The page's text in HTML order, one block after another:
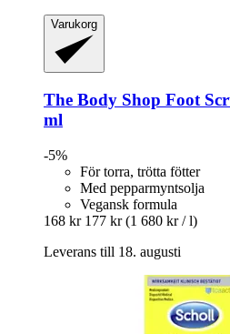
Varukorg
The Body Shop Foot
ml
-5%
För torra, trötta fötter
Med pepparmyntsolja
Vegansk formula
168 kr 177 kr (1 680 kr / l)
Leverans till 18. augusti